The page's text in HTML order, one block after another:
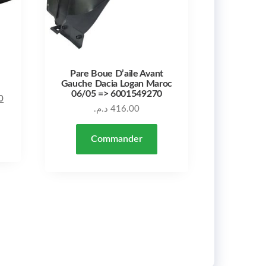
Le prix initial était : 8,000.00 د.م.. Le prix actuel est : 7,200.00 د.م..
Pare Boue D’aile Avant
Gauche Dacia Logan Maroc
06/05 => 6001549270
416.00 د.م.
Commander